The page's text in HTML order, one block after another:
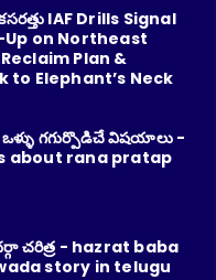
IAF Drills Signal
on Northeast
Plan &
to Elephant’s Neck
గగుర్పొడిచే విషయాలు -
about rana pratap
చరిత్ర - hazrat baba
story in telugu